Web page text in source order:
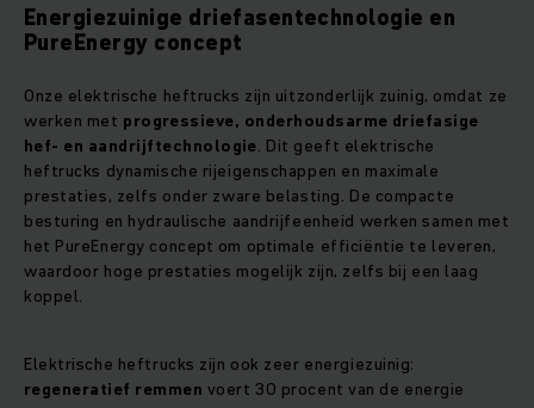
Energiezuinige driefasentechnologie en
PureEnergy concept
Onze elektrische heftrucks zijn uitzonderlijk zuinig, omdat ze
werken met progressieve, onderhoudsarme driefasige
hef- en aandrijftechnologie. Dit geeft elektrische
heftrucks dynamische rijeigenschappen en maximale
prestaties, zelfs onder zware belasting. De compacte
besturing en hydraulische aandrijfeenheid werken samen met
het PureEnergy concept om optimale efficiëntie te leveren,
waardoor hoge prestaties mogelijk zijn, zelfs bij een laag
koppel.
Elektrische heftrucks zijn ook zeer energiezuinig:
regeneratief remmen voert 30 procent van de energie